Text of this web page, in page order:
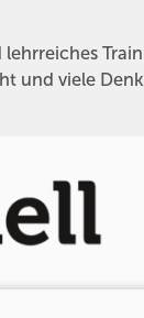
lehrreiches
und viele